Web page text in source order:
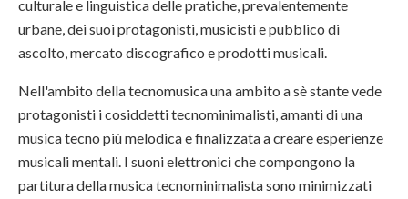
culturale e linguistica delle pratiche, prevalentemente
urbane, dei suoi protagonisti, musicisti e pubblico di
ascolto, mercato discografico e prodotti musicali.
Nell'ambito della tecnomusica una ambito a sè stante vede
protagonisti i cosiddetti tecnominimalisti, amanti di una
musica tecno più melodica e finalizzata a creare esperienze
musicali mentali. I suoni elettronici che compongono la
partitura della musica tecnominimalista sono minimizzati